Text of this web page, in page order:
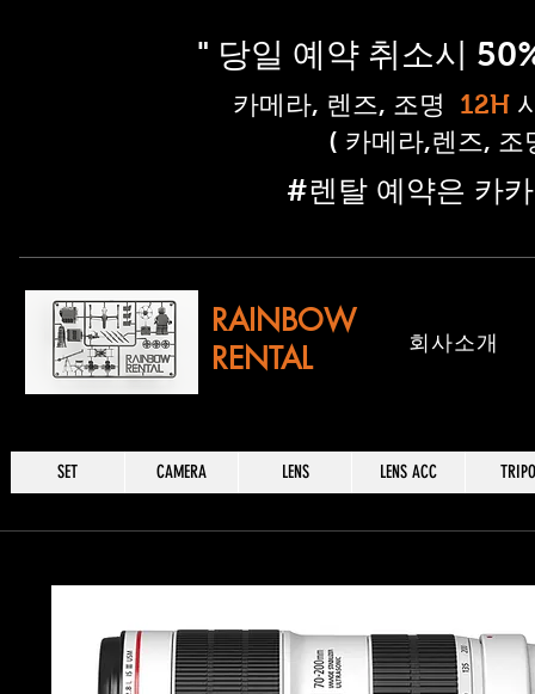
" 당일 예약 취소시
​카메라, 렌즈, 조명 12H
( 카메라,렌즈, 조
​#렌탈 예약은 카
RAINBOW
RENTAL
​회사소개
SET CAMERA LENS LENS ACC